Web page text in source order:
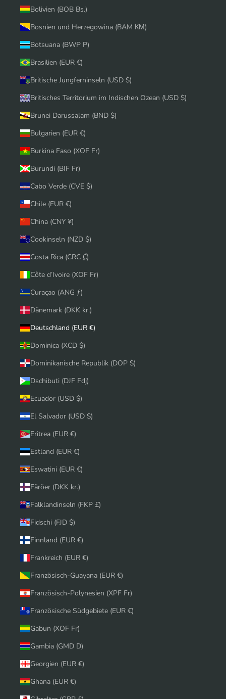
Bolivien (BOB Bs.)
Bosnien und Herzegowina (BAM КМ)
Botsuana (BWP P)
Brasilien (EUR €)
Britische Jungferninseln (USD $)
Britisches Territorium im Indischen Ozean (USD $)
Brunei Darussalam (BND $)
Bulgarien (EUR €)
Burkina Faso (XOF Fr)
Burundi (BIF Fr)
Cabo Verde (CVE $)
Chile (EUR €)
China (CNY ¥)
Cookinseln (NZD $)
Costa Rica (CRC ₡)
Côte d’Ivoire (XOF Fr)
Curaçao (ANG ƒ)
Dänemark (DKK kr.)
Deutschland (EUR €)
Dominica (XCD $)
Dominikanische Republik (DOP $)
Dschibuti (DJF Fdj)
Ecuador (USD $)
El Salvador (USD $)
Eritrea (EUR €)
Estland (EUR €)
Eswatini (EUR €)
Färöer (DKK kr.)
Falklandinseln (FKP £)
Fidschi (FJD $)
Finnland (EUR €)
Frankreich (EUR €)
Französisch-Guayana (EUR €)
Französisch-Polynesien (XPF Fr)
Französische Südgebiete (EUR €)
Gabun (XOF Fr)
Gambia (GMD D)
Georgien (EUR €)
Ghana (EUR €)